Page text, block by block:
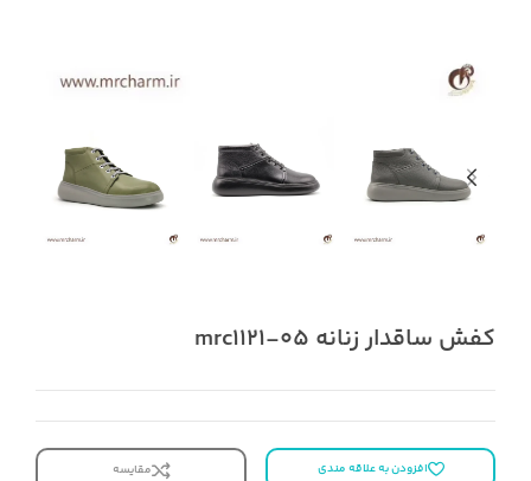
کفش ساقدار زنانه mrc1121-05
افزودن به علاقه مندی مقایسه